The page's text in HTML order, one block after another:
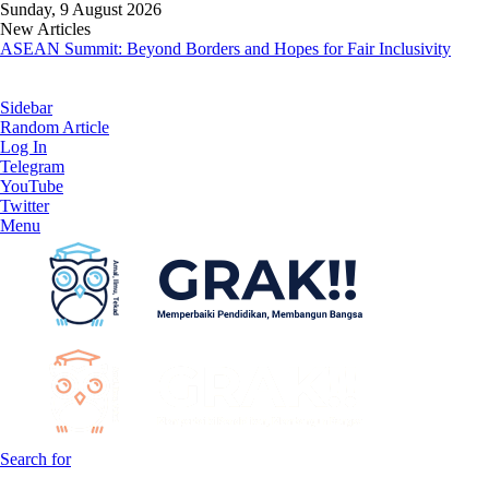
Sunday, 9 August 2026
New Articles
ASEAN Summit: Beyond Borders and Hopes for Fair Inclusivity
Sidebar
Random Article
Log In
Telegram
YouTube
Twitter
Menu
Search for